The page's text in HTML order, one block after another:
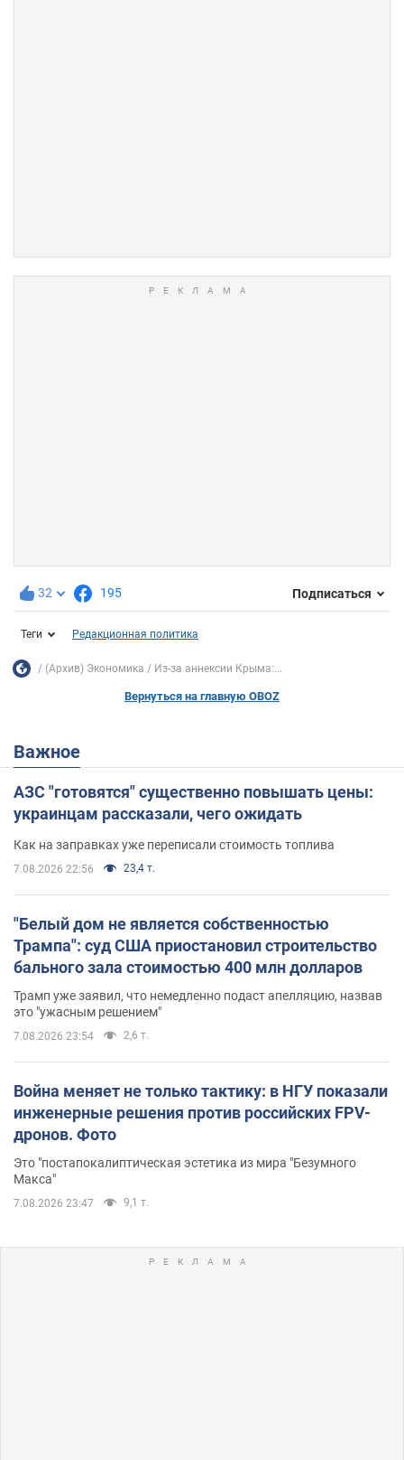
32 195 Подписаться
Теги Редакционная политика
(Архив) Экономика Из-за аннексии Крыма:...
Вернуться на главную OBOZ
Важное
АЗС "готовятся" существенно повышать цены:
украинцам рассказали, чего ожидать
Как на заправках уже переписали стоимость топлива
7.08.2026 22:56 23,4 т.
"Белый дом не является собственностью
Трампа": суд США приостановил строительство
бального зала стоимостью 400 млн долларов
Трамп уже заявил, что немедленно подаст апелляцию, назвав
это "ужасным решением"
7.08.2026 23:54 2,6 т.
Война меняет не только тактику: в НГУ показали
инженерные решения против российских FPV-
дронов. Фото
Это "постапокалиптическая эстетика из мира "Безумного
Макса"
7.08.2026 23:47 9,1 т.